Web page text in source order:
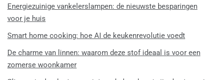
Energiezuinige vankelerslampen: de nieuwste besparingen
voor je huis
Smart home cooking: hoe AI de keukenrevolutie voedt
De charme van linnen: waarom deze stof ideaal is voor een
zomerse woonkamer